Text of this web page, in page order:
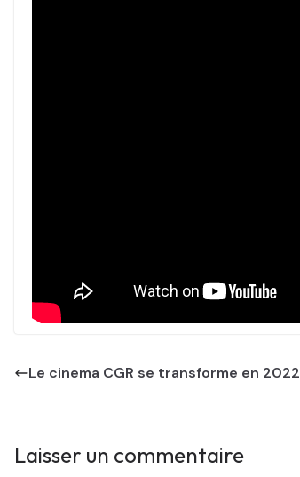
Le cinema CGR se transforme en 2022
Laisser un commentaire